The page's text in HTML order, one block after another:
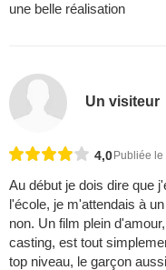
une belle réalisation
Un visiteur
4,0Publiée le
Au début je dois dire que
l'école, je m'attendais à
non. Un film plein
casting, est tout
top niveau, le garçon